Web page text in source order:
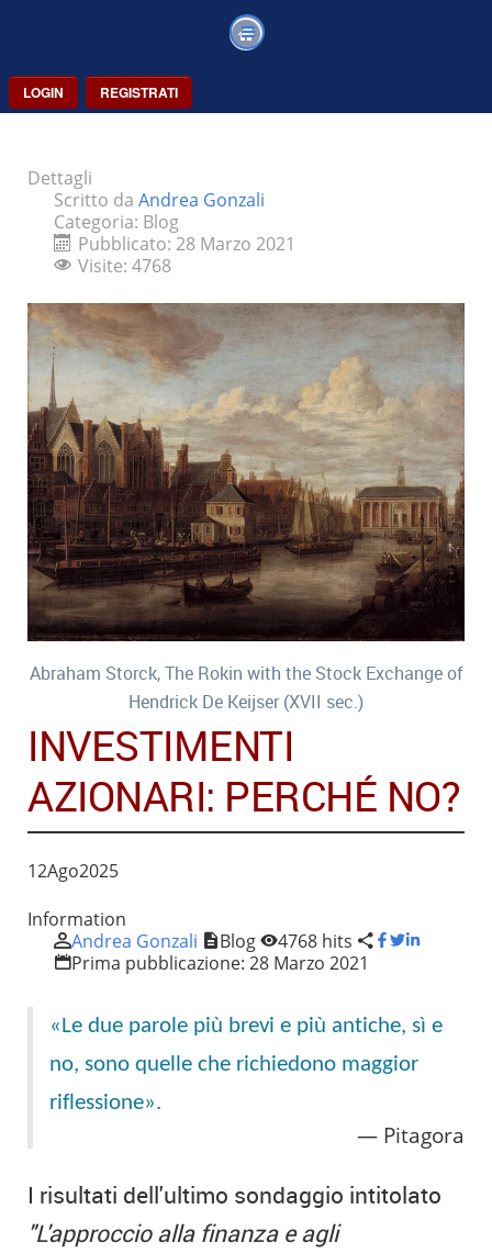
LOGIN REGISTRATI
Dettagli
Scritto da Andrea Gonzali
Categoria: Blog
Pubblicato: 28 Marzo 2021
Visite: 4768
Abraham Storck, The Rokin with the Stock Exchange of
Hendrick De Keijser (XVII sec.)
INVESTIMENTI
AZIONARI: PERCHÉ NO?
12Ago2025
Information
Andrea Gonzali
Blog
4768 hits
Prima pubblicazione: 28 Marzo 2021
«Le due parole più brevi e più antiche, sì e
no, sono quelle che richiedono maggior
riflessione».
Pitagora
I risultati dell'ultimo sondaggio intitolato
"L'approccio alla finanza e agli